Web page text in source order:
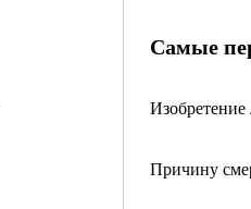
Самые
Изобретение
Причину